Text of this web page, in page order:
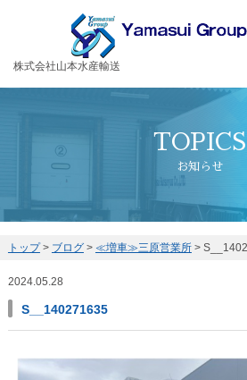
お客様の大切な荷物を安全・丁寧に運送
株式会社山本水産輸送
TOPICS
お知らせ
トップ> ブログ> ≪増車≫三原営業所>
2024.05.28
S__140271635